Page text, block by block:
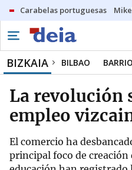
Carabelas portuguesas
BIZKAIA BILBAO
La revolución
empleo
El comercio ha
principal foco de creación